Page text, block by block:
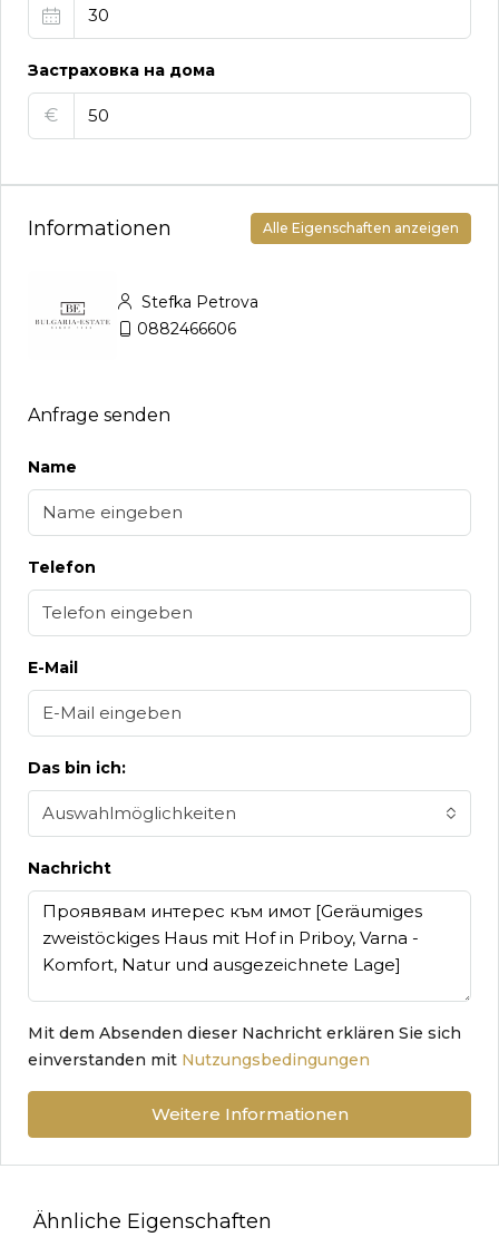
Застраховка на дома
€
Informationen Alle Eigenschaften anzeigen
Stefka Petrova
0882466606
Anfrage senden
Name
Telefon
E-Mail
Das bin ich:
Auswahlmöglichkeiten
Nachricht
Mit dem Absenden dieser Nachricht erklären Sie sich
einverstanden mit Nutzungsbedingungen
Weitere Informationen
Ähnliche Eigenschaften